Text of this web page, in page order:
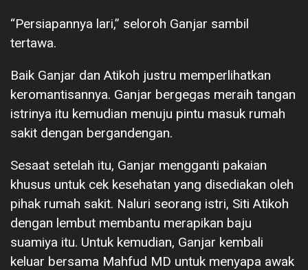
“Persiapannya lari,” seloroh Ganjar sambil
tertawa.
Baik Ganjar dan Atikoh justru memperlihatkan
keromantisannya. Ganjar bergegas meraih tangan
istrinya itu kemudian menuju pintu masuk rumah
sakit dengan bergandengan.
Sesaat setelah itu, Ganjar mengganti pakaian
khusus untuk cek kesehatan yang disediakan oleh
pihak rumah sakit. Naluri seorang istri, Siti Atikoh
dengan lembut membantu merapikan baju
suamiya itu. Untuk kemudian, Ganjar kembali
keluar bersama Mahfud MD untuk menyapa awak